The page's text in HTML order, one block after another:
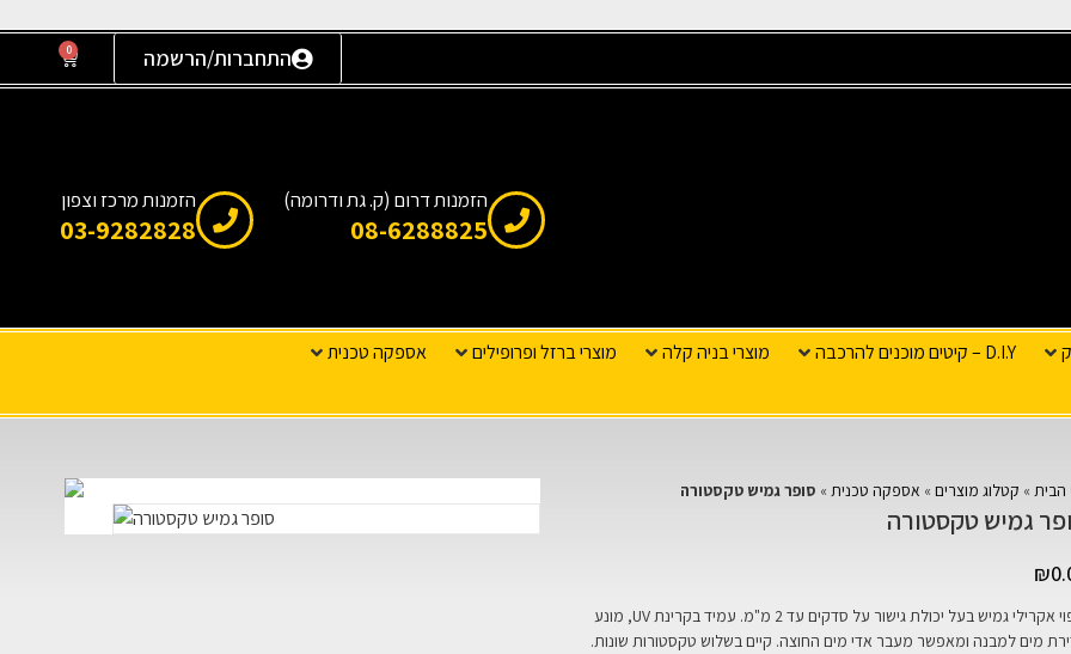
התחברות/הרשמה 0
הזמנות דרום (ק. גת ודרומה)
08-6288825
הזמנות מרכז וצפון
03-9282828
D.I.Y – קיטים מוכנים להרכבה מוצרי בניה קלה מוצרי ברזל ופרופילים
אספקה טכנית
הבית» קטלוג מוצרים» אספקה טכנית» סופר גמיש טקסטורה
גמיש טקסטורה
₪
ציפוי אקרילי גמיש בעל יכולת גישור על סדקים עד 2 מ"מ. עמיד בקרינת UV, מונע
מים למבנה ומאפשר מעבר אדי מים החוצה. קיים בשלוש טקסטורות שונות.